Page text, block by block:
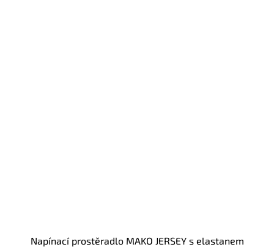
Napínací prostěradlo MAKO JERSEY s elastanem